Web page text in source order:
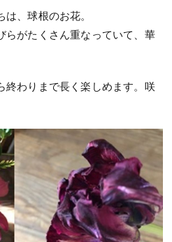
、球根のお花。
らがたくさん重なっていて、華
終わりまで長く楽しめます。咲